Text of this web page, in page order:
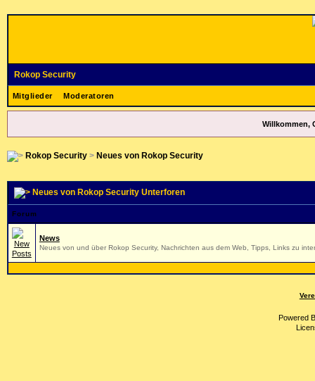
Rokop Security
Mitglieder Moderatoren
Willkommen,
Rokop Security> Neues von Rokop Security
Neues von Rokop Security Unterforen
Forum
News
Neues von und über Rokop Security, Nachrichten aus dem Web, Tipps, Links zu
Powered